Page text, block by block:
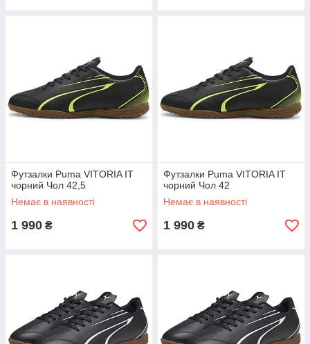
Футзалки Puma VITORIA IT
чорний Чол 42,5
Немає в наявності
1 990 ₴
Футзалки Puma VITORIA IT
чорний Чол 42
Немає в наявності
1 990 ₴